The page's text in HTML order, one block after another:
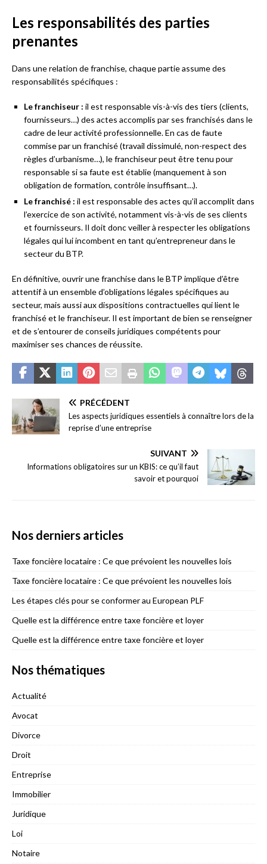
Les responsabilités des parties
prenantes
Dans une relation de franchise, chaque partie assume des
responsabilités spécifiques :
Le franchiseur : il est responsable vis-à-vis des tiers (clients,
fournisseurs…) des actes accomplis par ses franchisés dans le
cadre de leur activité professionnelle. En cas de faute
commise par un franchisé (travail dissimulé, non-respect des
règles d’urbanisme…), le franchiseur peut être tenu pour
responsable si sa faute est établie (manquement à son
obligation de formation, contrôle insuffisant…).
Le franchisé : il est responsable des actes qu’il accomplit dans
l’exercice de son activité, notamment vis-à-vis de ses clients
et fournisseurs. Il doit donc veiller à respecter les obligations
légales qui lui incombent en tant qu’entrepreneur dans le
secteur du BTP.
En définitive, ouvrir une franchise dans le BTP implique d’être
attentif à un ensemble d’obligations légales spécifiques au
secteur, mais aussi aux dispositions contractuelles qui lient le
franchisé et le franchiseur. Il est important de bien se renseigner
et de s’entourer de conseils juridiques compétents pour
maximiser ses chances de réussite.
PRÉCÉDENT
Les aspects juridiques essentiels à connaître lors de la
reprise d’une entreprise
SUIVANT
Informations obligatoires sur un KBIS: ce qu’il faut
savoir et pourquoi
Nos derniers articles
Taxe foncière locataire : Ce que prévoient les nouvelles lois
Taxe foncière locataire : Ce que prévoient les nouvelles lois
Les étapes clés pour se conformer au European PLF
Quelle est la différence entre taxe foncière et loyer
Quelle est la différence entre taxe foncière et loyer
Nos thématiques
Actualité
Avocat
Divorce
Droit
Entreprise
Immobilier
Juridique
Loi
Notaire